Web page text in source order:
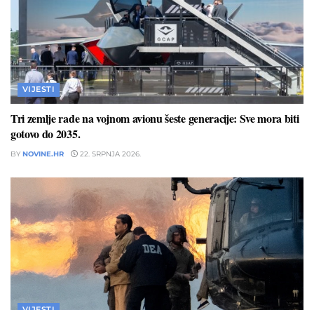
VIJESTI
Tri zemlje rade na vojnom avionu šeste generacije: Sve mora biti
gotovo do 2035.
BY NOVINE.HR 22. SRPNJA 2026.